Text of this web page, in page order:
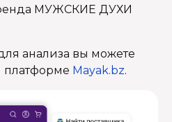
МУЖСКИЕ ДУХИ
анализа вы можете
платформе Mayak.bz.